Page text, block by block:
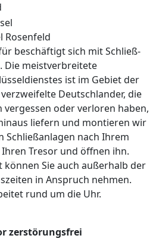
Rosenfeld
beschäftigt sich mit Schließ-
Die meistverbreitete
ist im Gebiet der
Deutschlander, die
vergessen oder verloren haben,
liefern und montieren wir
Schließanlagen nach Ihrem
Tresor und öffnen ihn.
können Sie auch außerhalb der
in Anspruch nehmen.
rund um die Uhr.
zerstörungsfrei